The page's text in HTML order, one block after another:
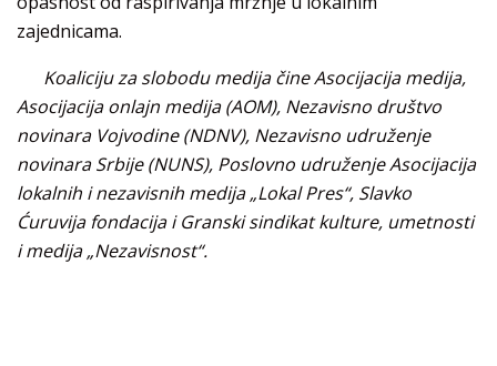
zajednicama.
Koaliciju za slobodu medija čine Asocijacija medija,
Asocijacija onlajn medija (AOM), Nezavisno društvo
novinara Vojvodine (NDNV), Nezavisno udruženje
novinara Srbije (NUNS), Poslovno udruženje Asocijacija
lokalnih i nezavisnih medija „Lokal Pres“, Slavko
Ćuruvija fondacija i Granski sindikat kulture, umetnosti
i medija „Nezavisnost“.